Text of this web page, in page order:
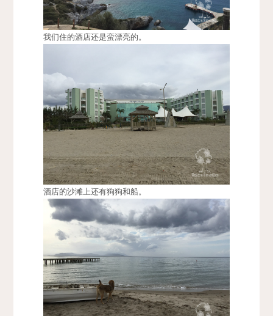
我们住的酒店还是蛮漂亮的。
酒店的沙滩上还有狗狗和船。